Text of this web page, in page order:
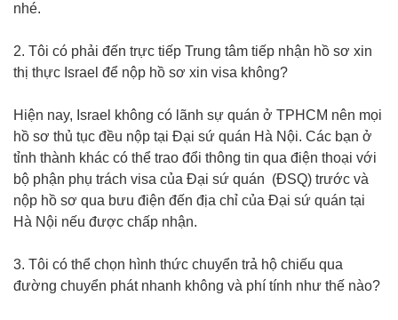
nhé.
2. Tôi có phải đến trực tiếp Trung tâm tiếp nhận hồ sơ xin
thị thực Israel để nộp hồ sơ xin visa không?
Hiện nay, Israel không có lãnh sự quán ở TPHCM nên mọi
hồ sơ thủ tục đều nộp tại Đại sứ quán Hà Nội. Các bạn ở
tỉnh thành khác có thể trao đổi thông tin qua điện thoại với
bộ phận phụ trách visa của Đại sứ quán (ĐSQ) trước và
nộp hồ sơ qua bưu điện đến địa chỉ của Đại sứ quán tại
Hà Nội nếu được chấp nhận.
3. Tôi có thể chọn hình thức chuyển trả hộ chiếu qua
đường chuyển phát nhanh không và phí tính như thế nào?